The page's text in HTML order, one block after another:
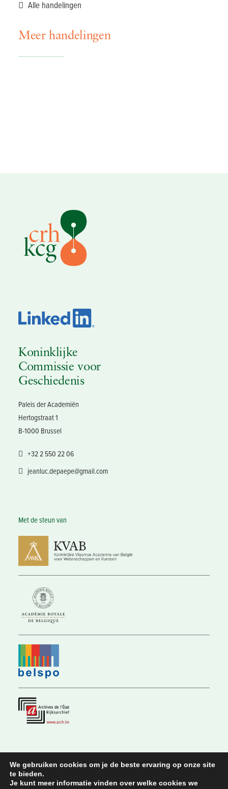
Alle handelingen
Meer handelingen
HANDELINGEN VAN DE KONINKLIJKE COMMISSIE VOOR
GESCHIEDENIS, VOL. 191, 2025
Koninklijke
Commissie voor
Geschiedenis
Paleis der Academiën
Hertogstraat 1
B-1000 Brussel
+32 2 550 22 06
jeanluc.depaepe@gmail.com
Met de steun van
© 2026 Koninklijke Commissie voor Geschiedenis |
We gebruiken cookies om je de beste ervaring op onze site
te bieden.
Je kunt meer informatie vinden over welke cookies we